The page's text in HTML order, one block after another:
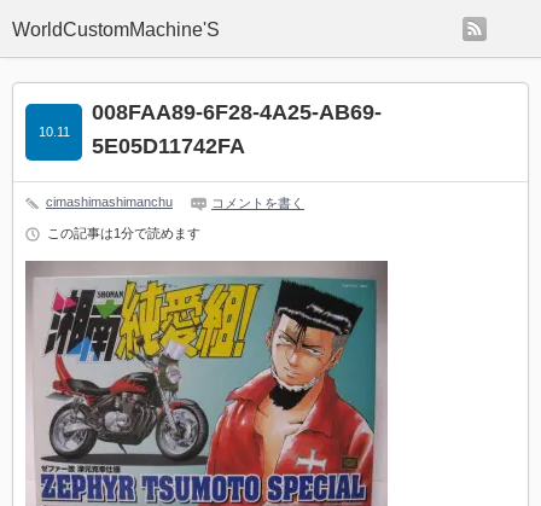
WorldCustomMachine'S
008FAA89-6F28-4A25-AB69-
5E05D11742FA
10.11
cimashimashimanchu コメントを書く
この記事は1分で読めます